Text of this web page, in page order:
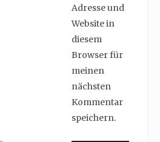
Adresse und
Website in
diesem
Browser für
meinen
nächsten
Kommentar
speichern.